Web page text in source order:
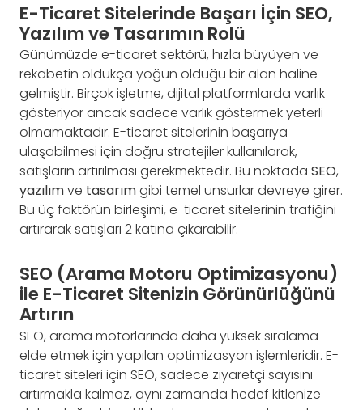
E-Ticaret Sitelerinde Başarı İçin SEO,
Yazılım ve Tasarımın Rolü
Günümüzde e-ticaret sektörü, hızla büyüyen ve
rekabetin oldukça yoğun olduğu bir alan haline
gelmiştir. Birçok işletme, dijital platformlarda varlık
gösteriyor ancak sadece varlık göstermek yeterli
olmamaktadır. E-ticaret sitelerinin başarıya
ulaşabilmesi için doğru stratejiler kullanılarak,
satışların artırılması gerekmektedir. Bu noktada SEO,
yazılımve tasarımgibi temel unsurlar devreye girer.
Bu üç faktörün birleşimi, e-ticaret sitelerinin trafiğini
artırarak satışları 2 katına çıkarabilir.
SEO (Arama Motoru Optimizasyonu)
ile E-Ticaret Sitenizin Görünürlüğünü
Artırın
SEO, arama motorlarında daha yüksek sıralama
elde etmek için yapılan optimizasyon işlemleridir. E-
ticaret siteleri için SEO, sadece ziyaretçi sayısını
artırmakla kalmaz, aynı zamanda hedef kitlenize